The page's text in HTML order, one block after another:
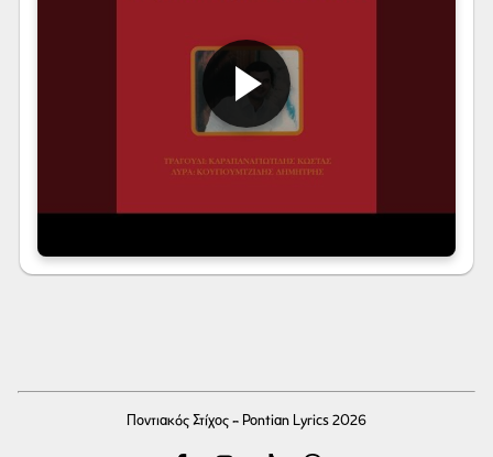
Ποντιακός Στίχος - Pontian Lyrics 2026